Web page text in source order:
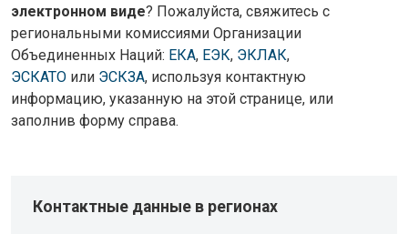
электронном виде? Пожалуйста, свяжитесь с
региональными комиссиями Организации
Объединенных Наций: ЕКА, ЕЭК, ЭКЛАК,
ЭСКАТО или ЭСКЗА, используя контактную
информацию, указанную на этой странице, или
заполнив форму справа.
Контактные данные в регионах